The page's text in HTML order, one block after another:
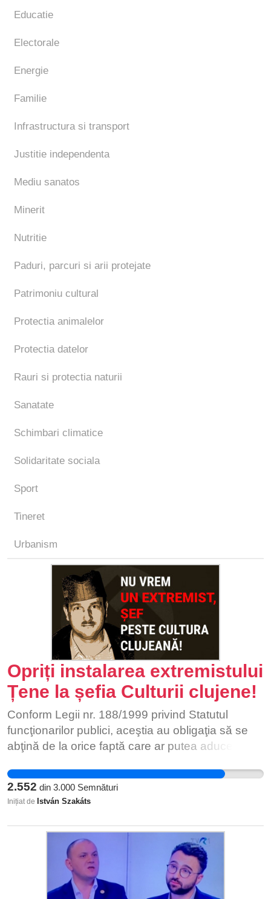
Educatie
Electorale
Energie
Familie
Infrastructura si transport
Justitie independenta
Mediu sanatos
Minerit
Nutritie
Paduri, parcuri si arii protejate
Patrimoniu cultural
Protectia animalelor
Protectia datelor
Rauri si protectia naturii
Sanatate
Schimbari climatice
Solidaritate sociala
Sport
Tineret
Urbanism
Opriți instalarea extremistului
Țene la șefia Culturii clujene!
Conform Legii nr. 188/1999 privind Statutul
funcţionarilor publici, aceştia au obligaţia să se
abţină de la orice faptă care ar putea aduce
prestigiului corpului funcţionarilor publici. Câteva
dintre ideile proliferate de domnul Țene Ioan
Vasile: - "Pentru mine e o datorie morală, ca
statuii lui Ion Antonescu la Cluj-Napoca din 2000,
să repun în coordonatele istorice ştiinţifice
contribuţia militară a mareşalului la apărarea
creştinătăţii şi civilizaţiei europene, dar şi ca să
2.552 din 3.000 Semnături
Inițiat de István Szakáts